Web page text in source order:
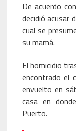
De acuerdo
decidió acusar
cual se
su mamá.
El homicidio
encontrado el
envuelto en
casa en
Puerto.